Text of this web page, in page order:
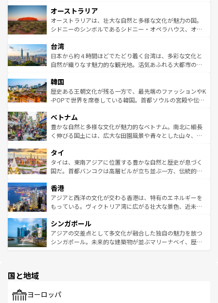
部のニューオーリンズでは、音楽と美食が融合した独特の
文化が魅力。旅行者はアメリカの各地域で異なる魅力を楽
しみながら、その多様性と豊かな歴史を感じることができ
ならではの贅沢な旅のスタイルだ。 なお、新着のアメリカ
情報はコンテンツ一覧を参照してほしい。
ワイ島は見逃せない。また、定番の観光地といえばオアフ
島だが、静かな自然を求めるならマウイ島やカウアイ島が
おすすめ。エメラルドグリーンに輝く海をはじめ、豊かな
れるおもてなしの心で訪れる人々を迎えてくれるハワイの
人々、おいしいローカルフードやハワイアンミュージッ
ク、伝統的なフラダンスなど、すべてがハワイの魅力を彩
ワイを、存分に味わってほしい。 なお、新着のハワイ情報
はコンテンツ一覧を参照してほしい。
オーストラリア
オーストラリアは、壮大な自然と多様な文化が魅力の国。
シドニーのシンボルであるシドニー・オペラハウス、オー
リアリーフや大陸中央部にそびえるウルル（エアーズロッ
ク）、タスマニアの美しい原生林やケアンズの熱帯雨林な
ど、見どころがたくさん。また、カフェやワイン、オージ
いる。アクティビティも充実しており、サーフィンやダイ
ビング、ハイキングなど、アウトドア好きにはたまらな
い。オーストラリアの多彩な魅力を存分に味わいつくそ
参照してほしい。
台湾
日本から約４時間ほどでたどり着く台湾は、多彩な文化と
自然が織りなす魅力的な観光地。活気あふれる大都市の台
ン）、静ひつな山岳地帯である台湾東部など、都市の喧騒
と山間の静けさが共存しており、訪れる人に新しい発見と
驚きをもたらしてくれる。また、奥深い台湾の食文化も魅
容にもいいと評判のスイーツなど、バラエティ豊かな料理
が味わえる。 なお、新着の台湾情報は コンテンツ一覧を参
照してほしい。
韓国
歴史ある王朝文化が残る一方で、最先端のファッションやK
-POPで世界を席巻している韓国。首都ソウルの宮殿や伝統
き、地方に足を延ばせば四季折々の自然美を楽しむことが
できる。そして、キムチや焼肉、絶品のストリートフード
まで、さまざまな韓国料理が待っている。夜には、韓国な
リティに包まれながら、韓国の多彩な魅力を心ゆくまで味
わってみてほしい。 なお、新着の韓国情報はコンテンツ一
覧を参照してほしい。
ベトナム
豊かな自然と多様な文化が魅力的なベトナム。南北に細長
く伸びる国土には、広大な田園風景や青々とした山々、世
急速な発展と共に伝統が息づく。ハノイの古い町並みやホ
ーチミン市のフランス統治時代の建物も、独特の雰囲気を
醸し出している。また、バラエティの豊かさとおいしさで
とつ。フォーやバインミー、ベトナムコーヒーなどは、ぜ
ひ現地で味わいたい。どの地域を訪れてもあたたかい人々
が旅行者を迎えてくれるので、きっと忘れられない旅にな
参照してほしい。
タイ
タイは、東南アジアに位置する豊かな自然と歴史が息づく
国だ。首都バンコクは高層ビルが立ち並ぶ一方、伝統的な
の活気が交差している。北部ではチェンマイなどの山岳地
帯で自然と触れ合い、南部ではプーケットやクラビの美し
いビーチでリゾート気分を楽しむことができる。タイ料理
激する。気候は一年中温暖で、どの季節にも異なる楽しみ
が待っている。親しみやすいタイの人々、仏教を中心とし
た文化、そして多様な観光資源が、訪れる旅人を魅了し続
香港
アジアと西洋の文化が交わる香港は、特有のエネルギーを
もっている。ヴィクトリア湾に広がる壮大な景色、近未来
み、どこを訪れても感動するはず。観光スポットが密集し
ており、効率よく見どころを回れるのも魅力。息をのむよ
うな絶景から文化的な体験まで、香港を存分に楽しみ尽く
シンガポール
アジアの交差点として多文化が融合した独自の魅力を放つ
シンガポール。未来的な建築物が並ぶマリーナベイ、歴史
で、ホーカーズは地元の風情を楽しめる外せないスポット
国と地域
ヨーロッパ